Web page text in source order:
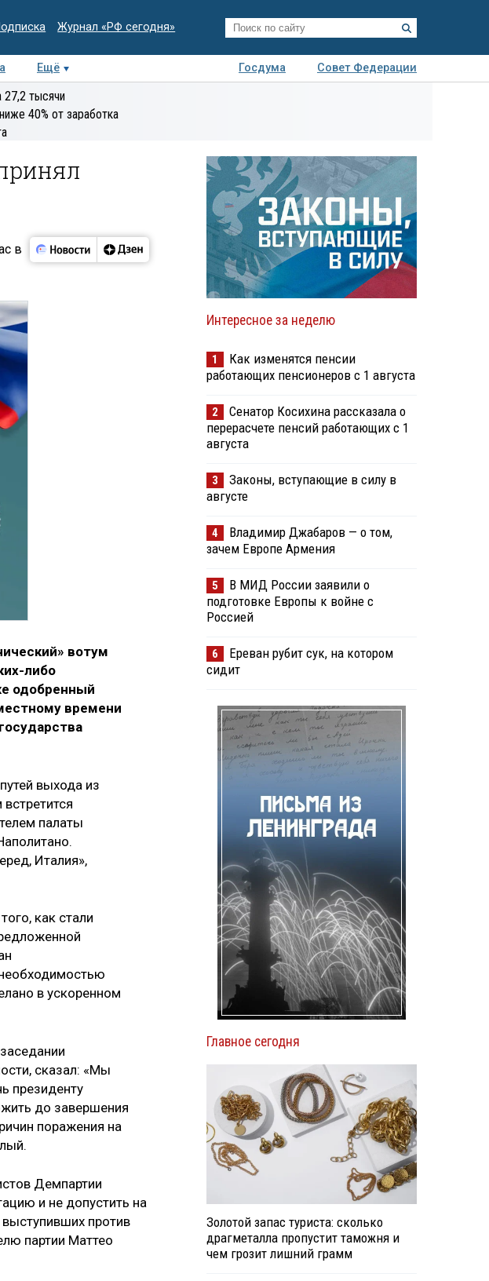
Журнал «РФ сегодня»
Ещё Госдума
Совет Федерации
экспертиза
27,2 тысячи
40% от заработка
в
вотум
либо
одобренный
времени
выхода из
палаты
Италия»,
как стали
в ускоренном
сказал: «Мы
президенту
до завершения
поражения на
Демпартии
и не допустить на
выступивших против
партии Маттео
Интересное за неделю
1
Как изменятся пенсии
работающих пенсионеров с 1 августа
2
Сенатор Косихина рассказала о
перерасчете пенсий работающих с 1
августа
3
Законы, вступающие в силу в
августе
4
Владимир Джабаров — о том,
зачем Европе Армения
5
В МИД России заявили о
подготовке Европы к войне с
Россией
6
Ереван рубит сук, на котором
сидит
Главное сегодня
Золотой запас туриста: сколько
драгметалла пропустит таможня и
чем грозит лишний грамм